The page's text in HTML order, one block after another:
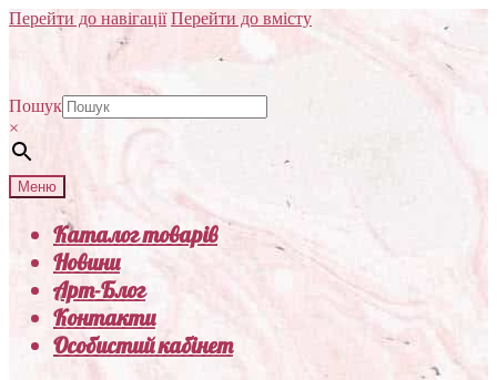
Перейти до навігації Перейти до вмісту
Пошук
×
Меню
Каталог товарів
Новини
Арт-Блог
Контакти
Особистий кабінет